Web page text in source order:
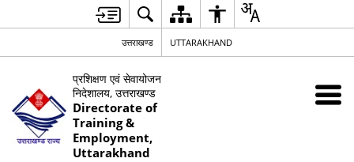
उत्तराखण्ड UTTARAKHAND
प्रशिक्षण एवं सेवायोजन
निदेशालय, उत्तराखण्ड
Directorate of
Training &
Employment,
Uttarakhand